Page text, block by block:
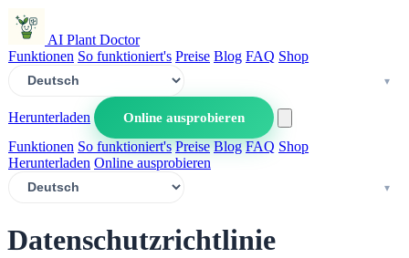
AI Plant Doctor
Funktionen So funktioniert's Preise Blog FAQ Shop
Herunterladen
Online ausprobieren
Funktionen So funktioniert's Preise Blog FAQ Shop
Herunterladen Online ausprobieren
Datenschutzrichtlinie